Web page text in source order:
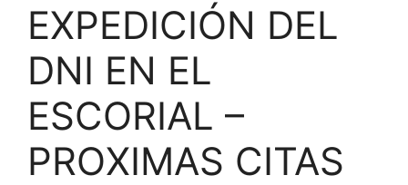
EXPEDICIÓN DEL
DNI EN EL
ESCORIAL –
PROXIMAS CITAS